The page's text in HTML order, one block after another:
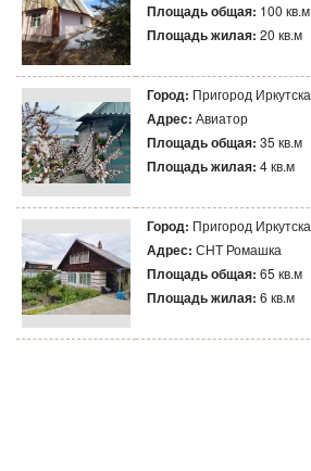
Площадь общая: 100 кв.м
Площадь жилая: 20 кв.м
Город: Пригород Иркутска
Адрес: Авиатор
Площадь общая: 35 кв.м
Площадь жилая: 4 кв.м
Город: Пригород Иркутска
Адрес: СНТ Ромашка
Площадь общая: 65 кв.м
Площадь жилая: 6 кв.м